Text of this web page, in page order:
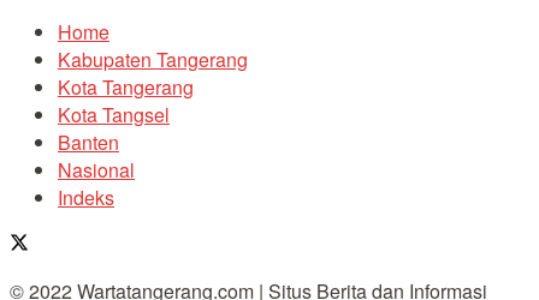
Home
Kabupaten Tangerang
Kota Tangerang
Kota Tangsel
Banten
Nasional
Indeks
© 2022 Wartatangerang.com | Situs Berita dan Informasi